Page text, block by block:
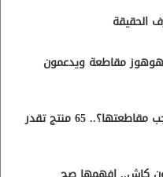
مقاطعة ويدعمون
ما هي المنتجات الإسرائيلية التي يجب مقاطعتها؟.. 65 منتج تقدر